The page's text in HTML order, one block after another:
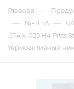
Главная —
— Ni-Ti TA — U/L
.014 x .025 H4 Pitts
термоактивный